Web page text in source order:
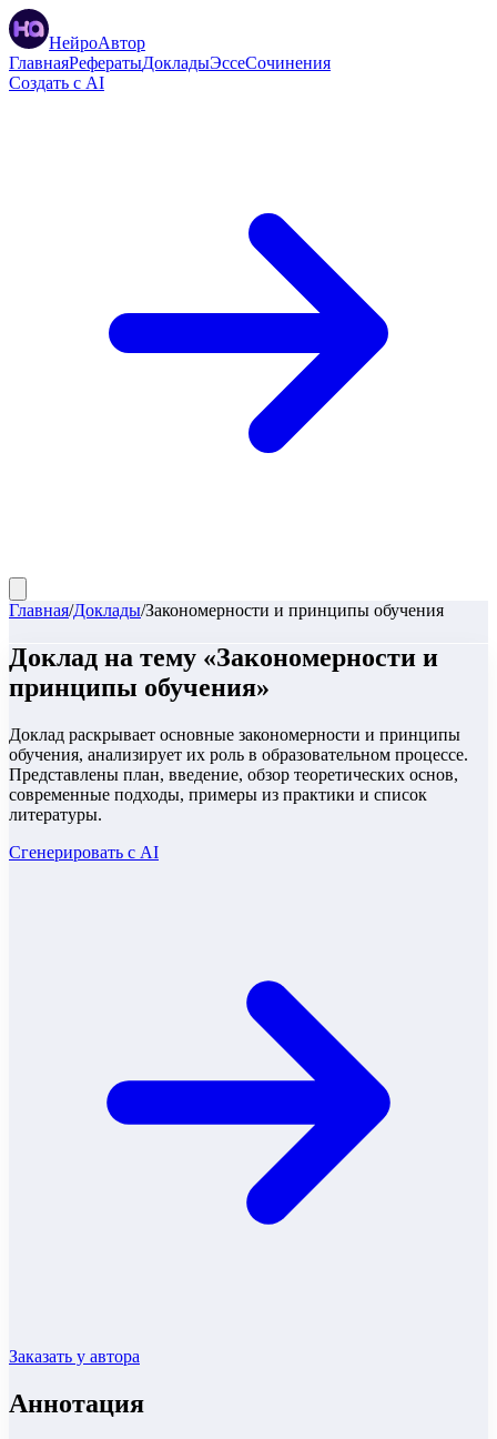
НейроАвтор
ГлавнаяРефератыДокладыЭссеСочинения
Создать с AI
Главная/Доклады/Закономерности и принципы обучения
Доклад на тему «Закономерности и
принципы обучения»
Доклад раскрывает основные закономерности и принципы
обучения, анализирует их роль в образовательном процессе.
Представлены план, введение, обзор теоретических основ,
современные подходы, примеры из практики и список
литературы.
Сгенерировать с AI
Заказать у автора
Аннотация